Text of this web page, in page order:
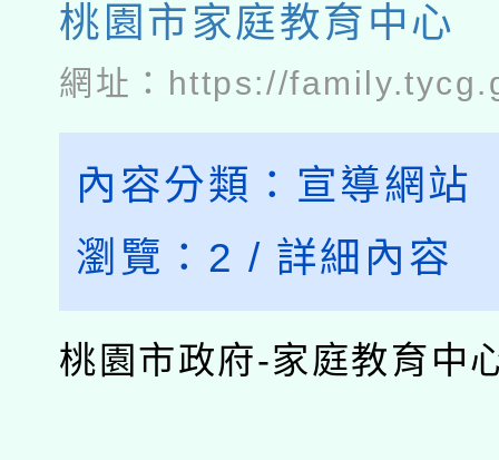
桃園市家庭教育中心
網址： https://
內容分類： 宣導網站
瀏覽： 2 / 詳細內容
桃園市政府-家庭教育中